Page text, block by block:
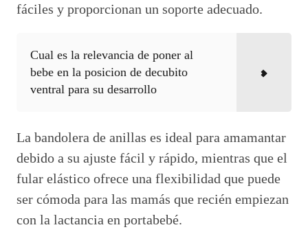
fáciles y proporcionan un soporte adecuado.
Cual es la relevancia de poner al
bebe en la posicion de decubito
ventral para su desarrollo
La bandolera de anillas es ideal para amamantar
debido a su ajuste fácil y rápido, mientras que el
fular elástico ofrece una flexibilidad que puede
ser cómoda para las mamás que recién empiezan
con la lactancia en portabebé.